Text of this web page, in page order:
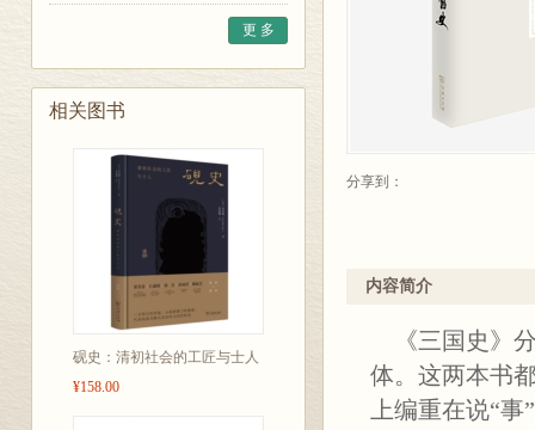
更 多
相关图书
砚史：清初社会的工匠与士人
¥158.00
分享到：
内容简介
《三国史》
体。这两本书
上编重在说“